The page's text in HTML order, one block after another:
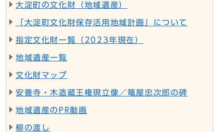
大淀町の文化財（地域遺産）
「大淀町文化財保存活用地域計画」について
指定文化財一覧（2023年現在）
地域遺産一覧
文化財マップ
安養寺・木造蔵王権現立像／篭屋忠次郎の碑
地域遺産のPR動画
柳の渡し